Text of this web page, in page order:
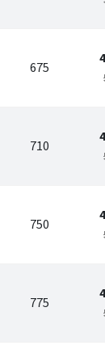
675
710
750
775